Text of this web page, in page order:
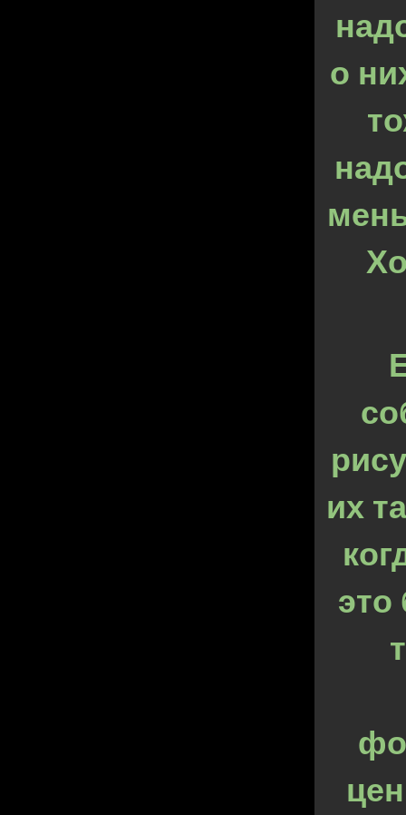
о
их
это